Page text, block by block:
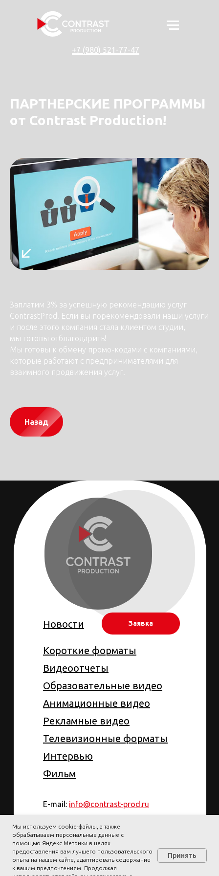
+7 (980) 521-77-47
ПАРТНЕРСКИЕ ПРОГРАММЫ
от Contrast Production!
Заплатим 3% за успешную рекомендацию услуг
ContrastProd! Если вы порекомендовали наши услуги
и после этого компания стала клиентом студии,
мы готовы отблагодарить!
Мы готовы к обмену промо-кодами с компаниями,
которые работают с предпринимателями для
взаимного продвижения услуг.
Назад
Мы используем cookie-файлы, а также
обрабатываем персональные данные с
помощью Яндекс Метрики в целях
предоставления вам лучшего пользовательского
опыта на нашем сайте, адаптировать содержание
к вашим предпочтениям. Продолжая
Принять
E-mail: info@contrast-prod.ru
Telegram:https://t.me/vovabednyak
WhatsApp: +79805217747
Короткие форматы
Видеоотчеты
Образовательные видео
Анимационные видео
Интервью
Фильм
Телевизионные форматы
Рекламные видео
Заявка
Новости